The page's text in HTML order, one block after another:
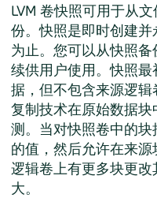
LVM 卷快照可用于从
份。快照是即时创建
为止。您可以从快照
续供用户使用。快照
据，但不包含来源逻
复制技术在原始数据
测。当对快照卷中的
的值，然后允许在来
逻辑卷上有更多块更
大。